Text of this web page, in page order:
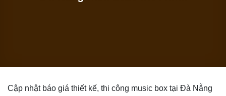
Cập nhật báo giá thiết kế, thi công music box tại Đà Nẵng